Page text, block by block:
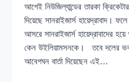
আগেই নিউজিল্যান্ডের তারকা
দিয়েছে সানরাইজার্স
আসরে সানরাইজার্স হায়েদ্রাবাদের
কেন উইলিয়ামসনকে। তবে দলের
আবেগঘন বার্তা দিয়েছেন এই…